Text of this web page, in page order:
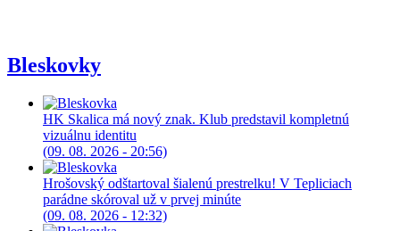
Bleskovky
HK Skalica má nový znak. Klub predstavil kompletnú
vizuálnu identitu
(09. 08. 2026 - 20:56)
Hrošovský odštartoval šialenú prestrelku! V Tepliciach
parádne skóroval už v prvej minúte
(09. 08. 2026 - 12:32)